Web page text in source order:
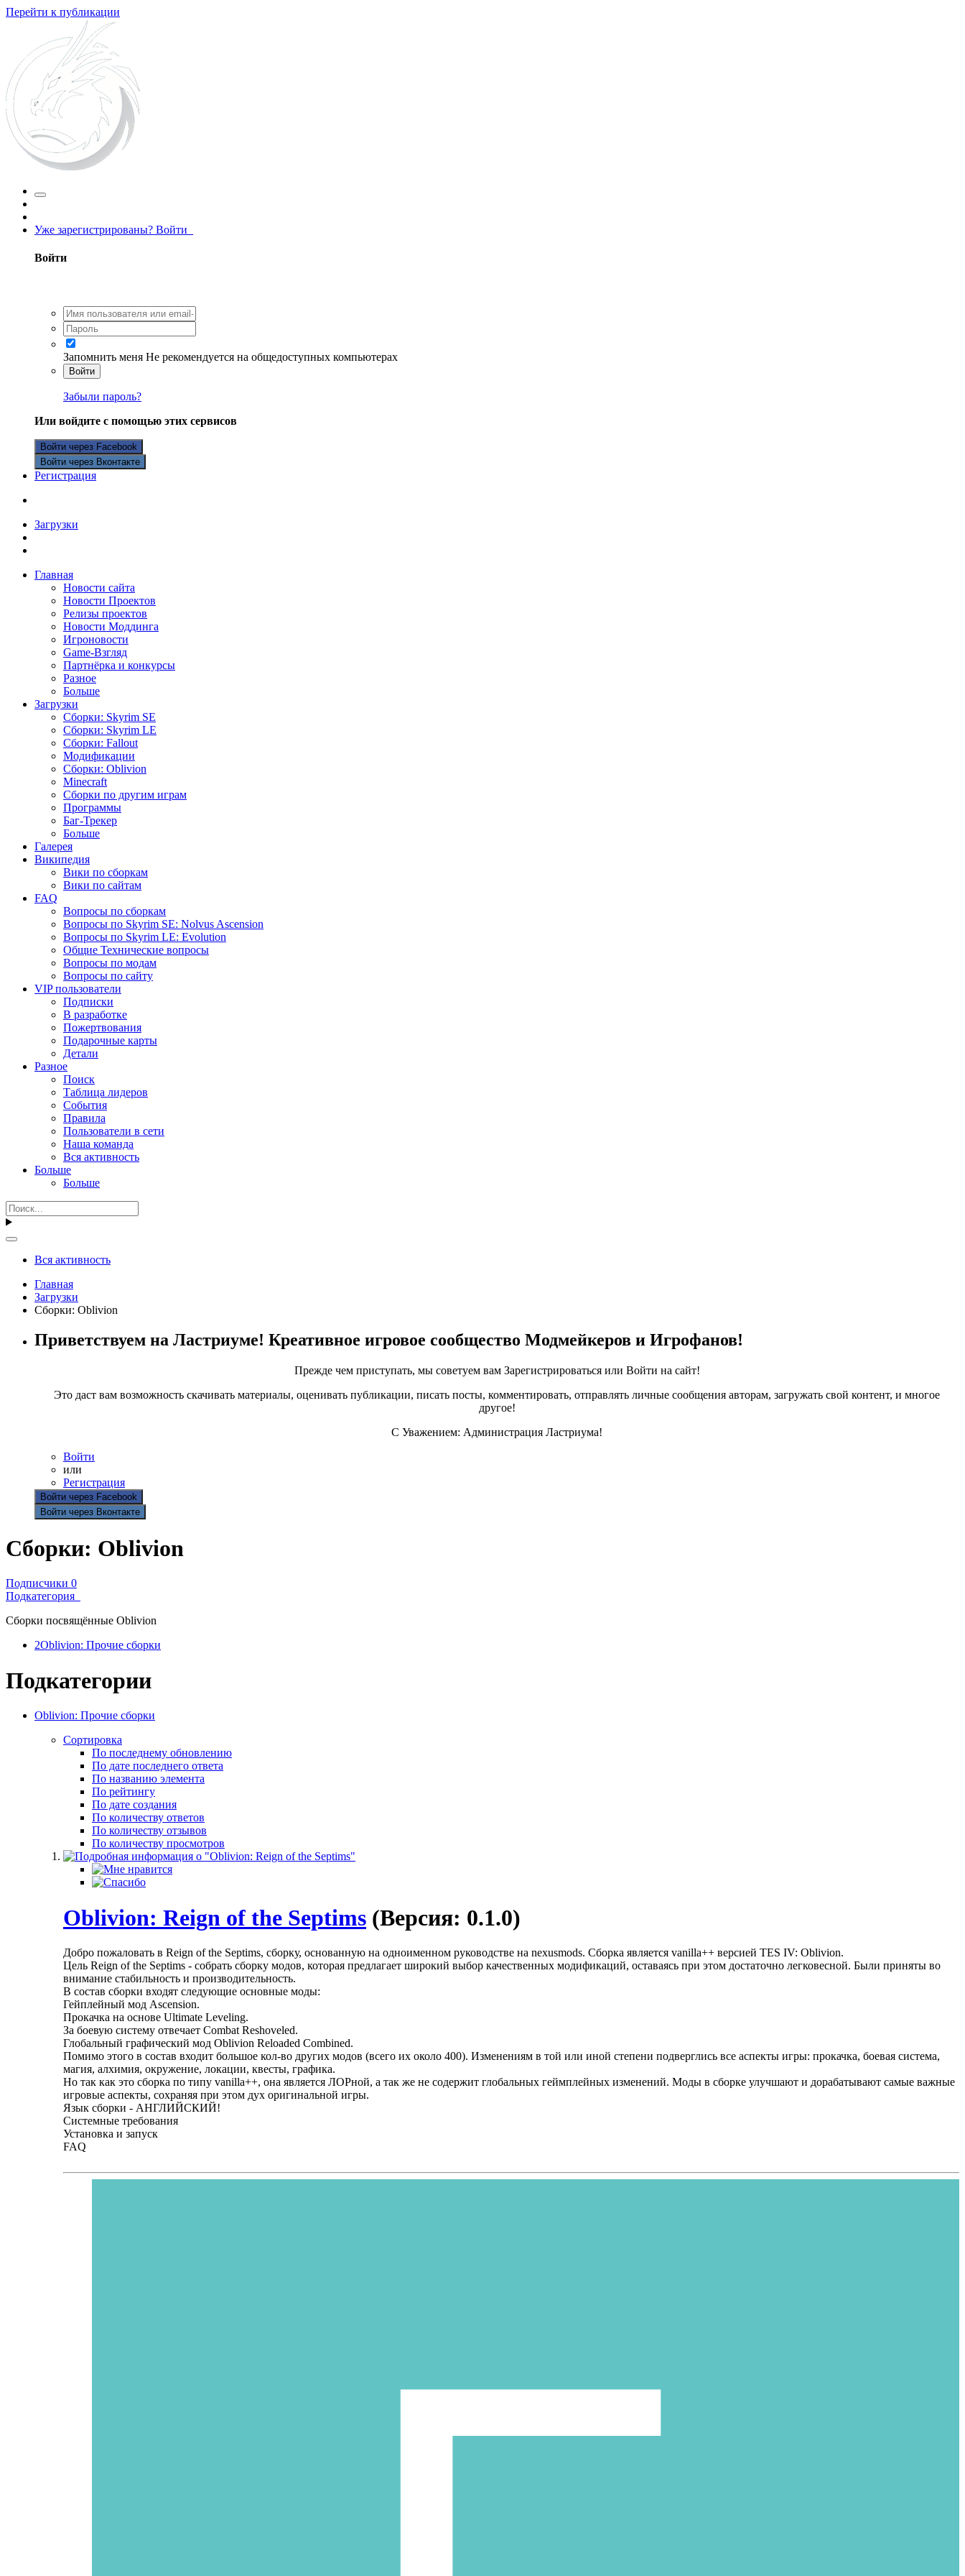
Перейти к публикации
Уже зарегистрированы? Войти
Войти
Запомнить меня Не рекомендуется на общедоступных компьютерах
Войти
Забыли пароль?
Или войдите с помощью этих сервисов
Войти через Facebook
Войти через Вконтакте
Регистрация
Загрузки
Главная
Новости сайта
Новости Проектов
Релизы проектов
Новости Моддинга
Игроновости
Game-Взгляд
Партнёрка и конкурсы
Разное
Больше
Загрузки
Сборки: Skyrim SE
Сборки: Skyrim LE
Сборки: Fallout
Модификации
Сборки: Oblivion
Minecraft
Сборки по другим играм
Программы
Баг-Трекер
Больше
Галерея
Википедия
Вики по сборкам
Вики по сайтам
FAQ
Вопросы по сборкам
Вопросы по Skyrim SE: Nolvus Ascension
Вопросы по Skyrim LE: Evolution
Общие Технические вопросы
Вопросы по модам
Вопросы по сайту
VIP пользователи
Подписки
В разработке
Пожертвования
Подарочные карты
Детали
Разное
Поиск
Таблица лидеров
События
Правила
Пользователи в сети
Наша команда
Вся активность
Больше
Больше
Вся активность
Главная
Загрузки
Сборки: Oblivion
Приветствуем на Ластриуме! Креативное игровое сообщество Модмейкеров и Игрофанов!
Прежде чем приступать, мы советуем вам Зарегистрироваться или Войти на сайт!
Это даст вам возможность скачивать материалы, оценивать публикации, писать посты, комментировать, отправлять личные сообщения авторам, загружать свой контент, и многое
другое!
С Уважением: Администрация Ластриума!
Войти
или
Регистрация
Войти через Facebook
Войти через Вконтакте
Сборки: Oblivion
Подписчики 0
Подкатегория
Сборки посвящённые Oblivion
2Oblivion: Прочие сборки
Подкатегории
Oblivion: Прочие сборки
Сортировка
По последнему обновлению
По дате последнего ответа
По названию элемента
По рейтингу
По дате создания
По количеству ответов
По количеству отзывов
По количеству просмотров
Oblivion: Reign of the Septims (Версия: 0.1.0)
Добро пожаловать в Reign of the Septims, сборку, основанную на одноименном руководстве на nexusmods. Сборка является vanilla++ версией TES IV: Oblivion.
Цель Reign of the Septims - собрать сборку модов, которая предлагает широкий выбор качественных модификаций, оставаясь при этом достаточно легковесной. Были приняты во
внимание стабильность и производительность.
В состав сборки входят следующие основные моды:
Гейплейный мод Ascension.
Прокачка на основе Ultimate Leveling.
За боевую систему отвечает Combat Reshoveled.
Глобальный графический мод Oblivion Reloaded Combined.
Помимо этого в состав входит большое кол-во других модов (всего их около 400). Изменениям в той или иной степени подверглись все аспекты игры: прокачка, боевая система,
магия, алхимия, окружение, локации, квесты, графика.
Но так как это сборка по типу vanilla++, она является ЛОРной, а так же не содержит глобальных геймплейных изменений. Моды в сборке улучшают и дорабатывают самые важные
игровые аспекты, сохраняя при этом дух оригинальной игры.
Язык сборки - АНГЛИЙСКИЙ!
Системные требования
Установка и запуск
FAQ